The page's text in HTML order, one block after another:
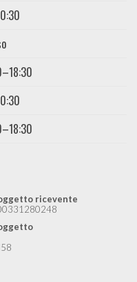
ricevente
00331280248